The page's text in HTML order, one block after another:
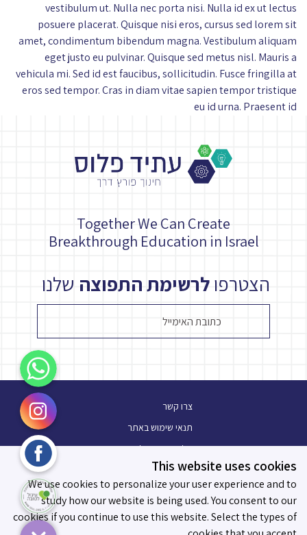
vestibulum ut. Nulla nec porta nisi. Nulla id ex ut lectus
posuere placerat. Quisque nisi eros, cursus sed lorem sit
amet, condimentum bibendum magna. Vestibulum aliquam
eget justo eu pulvinar. Quisque sed metus nisl. Mauris a
vehicula mi. Sed id est faucibus, sollicitudin. Fusce fringilla at
eros sed tempor. Cras in diam vitae sapien tempor tristique
eu id urna. Praesent id
Together We Can Create
Breakthrough Education in Israel
הצטרפולרשימת התפוצה שלנו
צרו קשר
תנאי שימוש באתר
מלגת עתיד פלוס
בלוג
תו מידות לאפקטיביות
This website uses cookies
We use cookies to personalize your user experience and to
study how our website is being used. You consent to our
cookies if you continue to use this website. Select the types of
WhatsApp
Instagram
Facebook
עיגול לטובה